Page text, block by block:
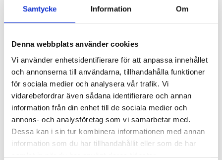
Samtycke Information Om
Denna webbplats använder cookies
Vi använder enhetsidentifierare för att anpassa innehållet
och annonserna till användarna, tillhandahålla funktioner
för sociala medier och analysera vår trafik. Vi
vidarebefordrar även sådana identifierare och annan
information från din enhet till de sociala medier och
annons- och analysföretag som vi samarbetar med.
Dessa kan i sin tur kombinera informationen med annan
information som du har tillhandahållit eller som de har
samlat in när du har använt deras tjänster.
samt bekvämt för patienten, både att använda
och att ha med sig i vardagen.
(rampkonfiguration)
En komplett serie patenterade och
certifierade medicintekniska produkter
(CE1936-certifierad cl. IIa) för beredning av
alikvoter av ögondroppar med
hemokomponenter
Använd Col för serum, PRP och
trombocytkoncentrat
Stängt och sterilt system
Standarddroppar på 0,031 ml *Från 45 till